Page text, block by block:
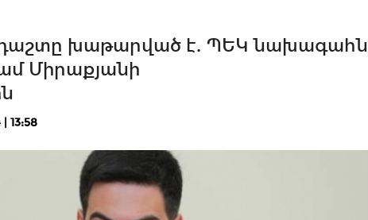
դաշտը խաթարված է. ՊԵԿ նախագահն
Միրաքյանի
13:58